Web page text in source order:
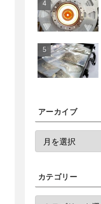
アーカイブ
カテゴリー